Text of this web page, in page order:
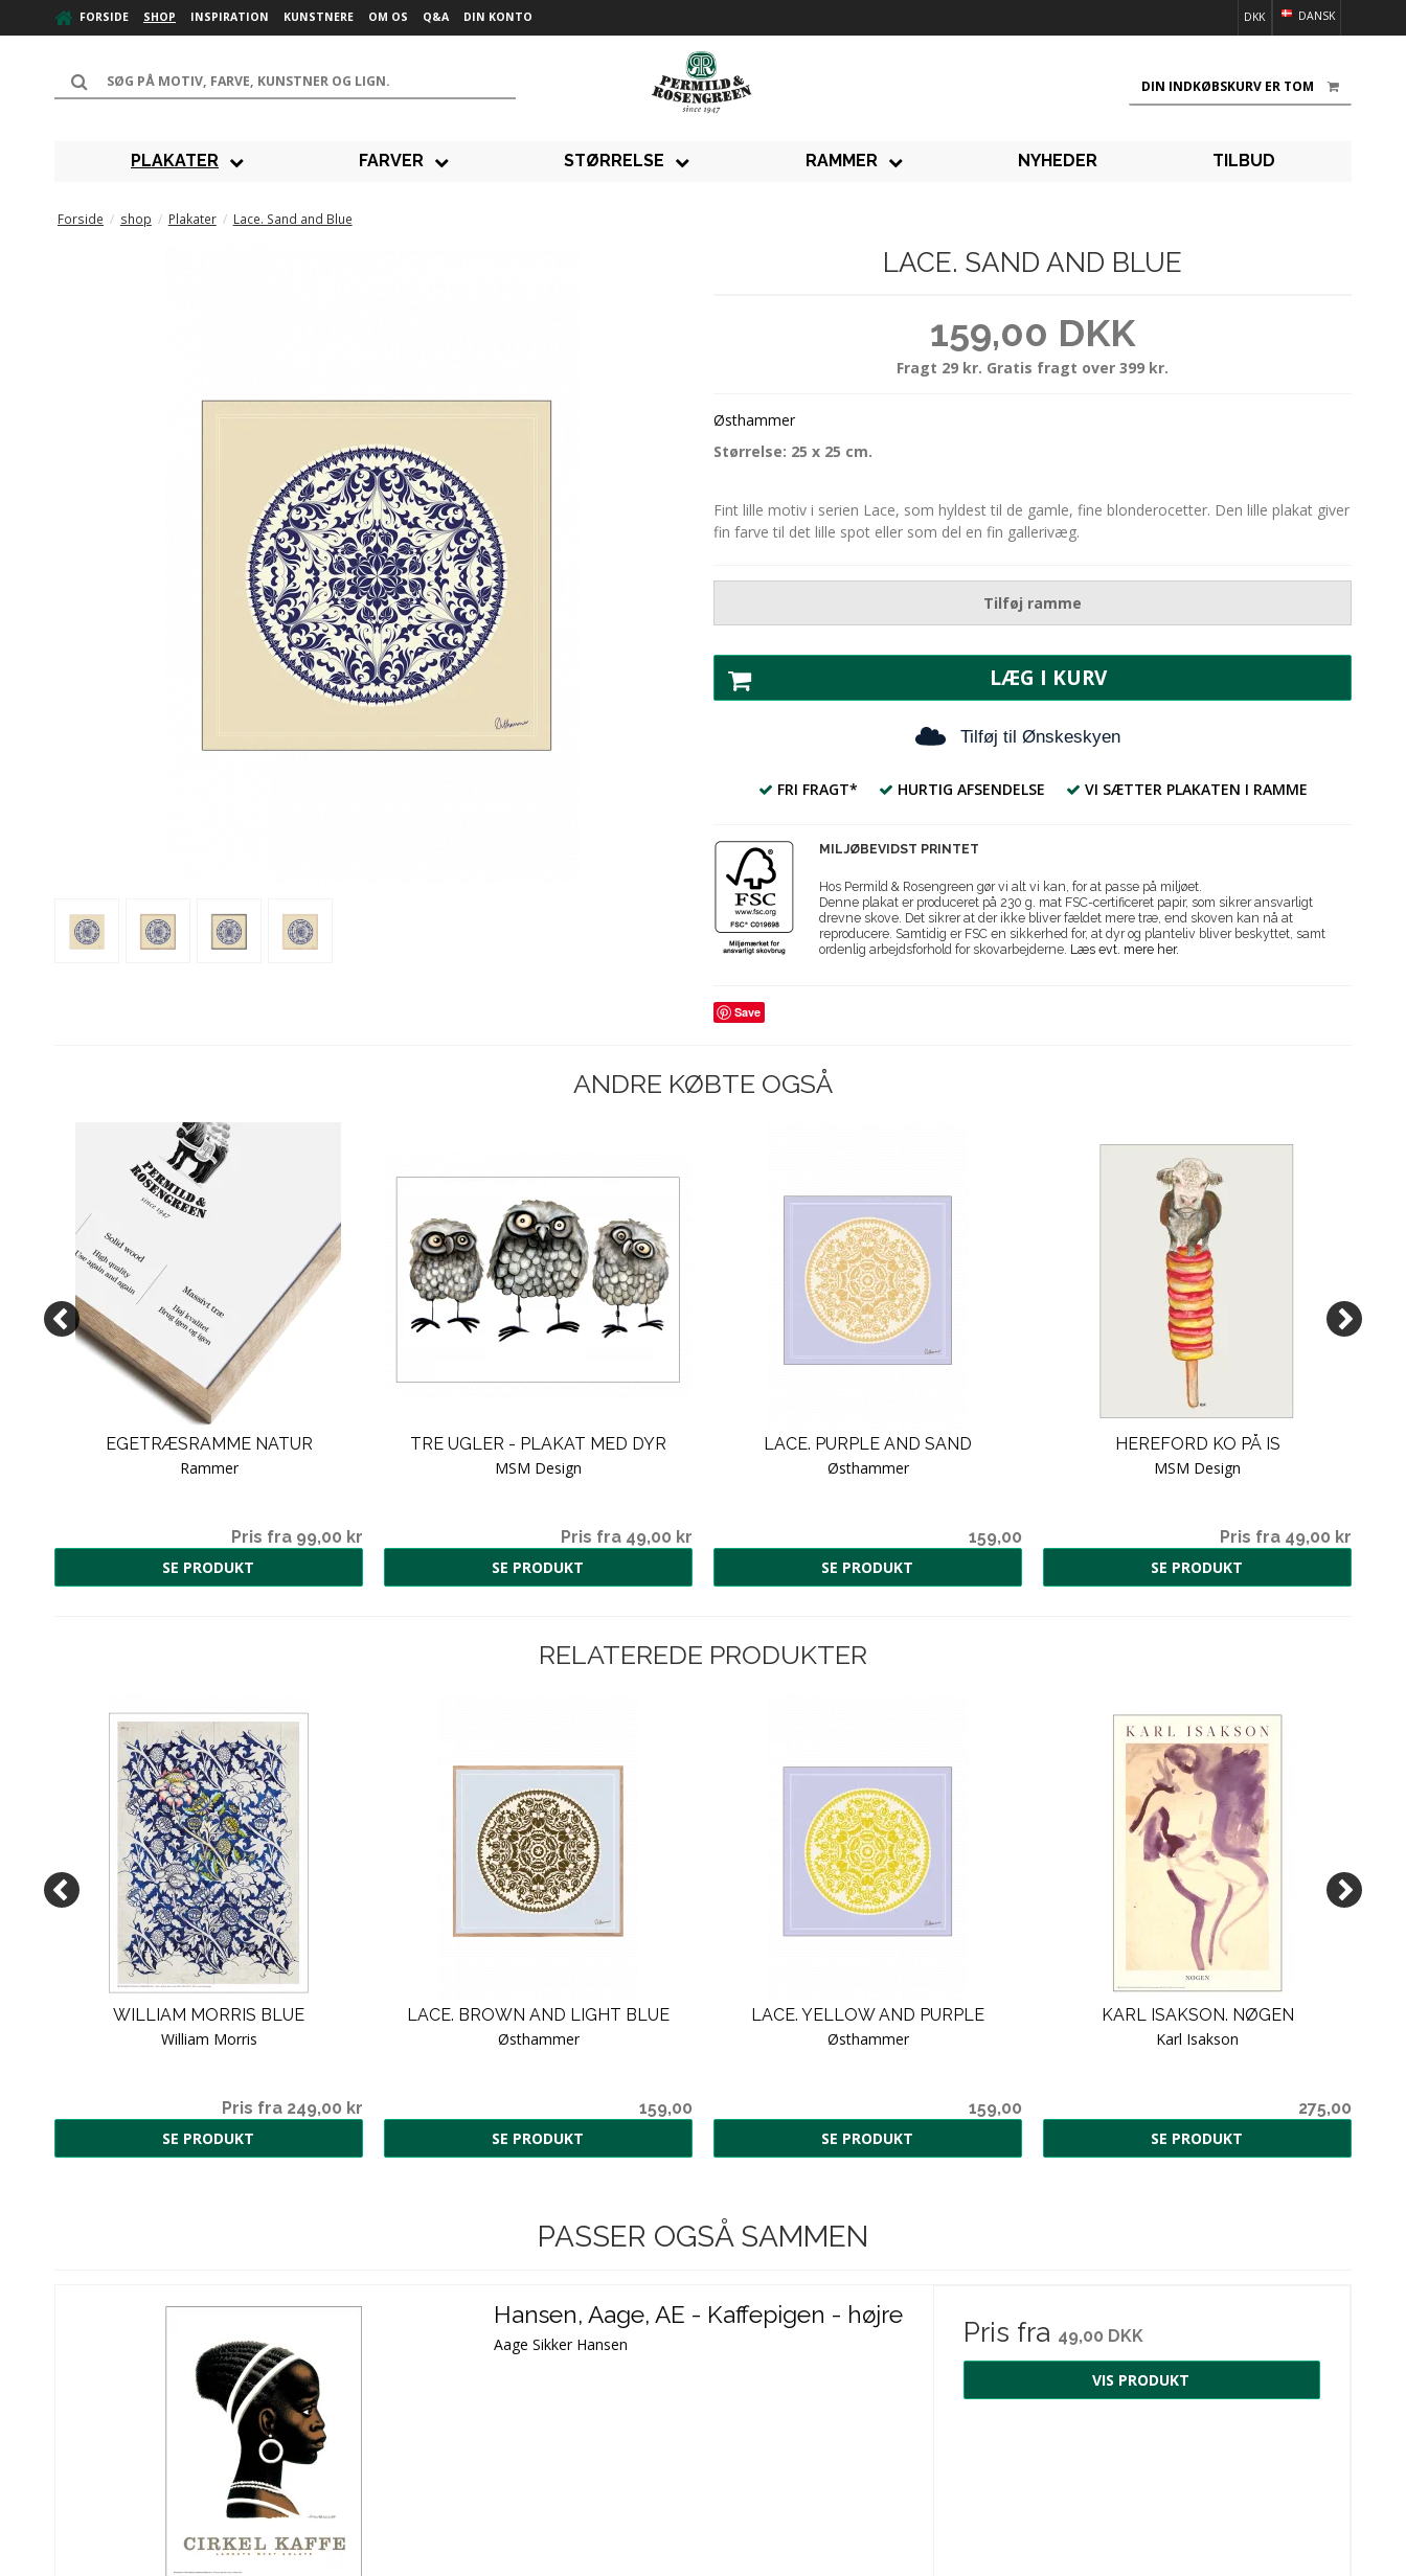
FORSIDE SHOP INSPIRATION KUNSTNERE OM OS Q&A DIN KONTO DANSK
DKK
DIN INDKØBSKURV ER TOM
PLAKATER FARVER STØRRELSE RAMMER NYHEDER TILBUD
Forside / shop / Plakater / Lace. Sand and Blue
LACE. SAND AND BLUE
159,00 DKK
Fragt 29 kr. Gratis fragt over 399 kr.
Østhammer
Størrelse: 25 x 25 cm.
Fint lille motiv i serien Lace, som hyldest til de gamle, fine blonderocetter. Den lille plakat giver
fin farve til det lille spot eller som del en fin gallerivæg.
Tilføj ramme
LÆG I KURV
Tilføj til Ønskeskyen
FRI FRAGT* HURTIG AFSENDELSE VI SÆTTER PLAKATEN I RAMME
MILJØBEVIDST PRINTET
Hos Permild & Rosengreen gør vi alt vi kan, for at passe på miljøet.
Denne plakat er produceret på 230 g. mat FSC-certificeret papir, som sikrer ansvarligt
drevne skove. Det sikrer at der ikke bliver fældet mere træ, end skoven kan nå at
reproducere. Samtidig er FSC en sikkerhed for, at dyr og planteliv bliver beskyttet, samt
ordenlig arbejdsforhold for skovarbejderne. Læs evt. mere her.
Save
ANDRE KØBTE OGSÅ
EGETRÆSRAMME NATUR
Rammer
Pris fra 99,00 kr
SE PRODUKT
TRE UGLER - PLAKAT MED DYR
MSM Design
Pris fra 49,00 kr
SE PRODUKT
LACE. PURPLE AND SAND
Østhammer
159,00
SE PRODUKT
HEREFORD KO PÅ IS
MSM Design
Pris fra 49,00 kr
SE PRODUKT
RELATEREDE PRODUKTER
WILLIAM MORRIS BLUE
William Morris
Pris fra 249,00 kr
SE PRODUKT
LACE. BROWN AND LIGHT BLUE
Østhammer
159,00
SE PRODUKT
LACE. YELLOW AND PURPLE
Østhammer
159,00
SE PRODUKT
KARL ISAKSON. NØGEN
Karl Isakson
275,00
SE PRODUKT
PASSER OGSÅ SAMMEN
Hansen, Aage, AE - Kaffepigen - højre
Aage Sikker Hansen Pris fra 49,00 DKK
VIS PRODUKT